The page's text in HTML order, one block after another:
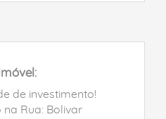
de investimento!
Rua: Bolivar